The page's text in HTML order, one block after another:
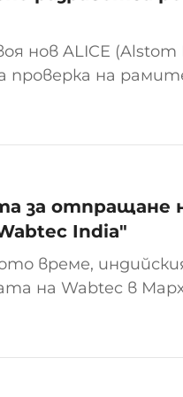
нов ALICE
проверка на
от над 30
възможност, с
за отпращане
India"
време,
на Wabtec в
Индийските